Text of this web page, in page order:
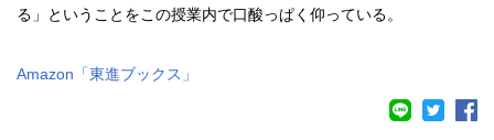
る」ということをこの授業内で口酸っぱく仰っている。
Amazon「東進ブックス 」